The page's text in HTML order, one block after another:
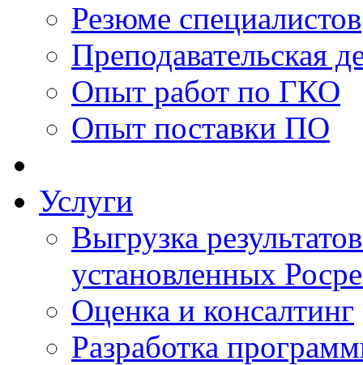
Резюме специалистов
Преподавательская
Опыт работ по ГКО
Опыт поставки ПО
Услуги
Выгрузка
установленных
Оценка и консалтинг
Разработка